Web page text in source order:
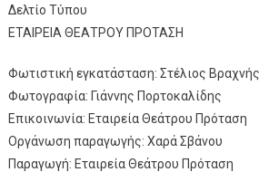
Δελτίο Τύπου
ΕΤΑΙΡΕΙΑ ΘΕΑΤΡΟΥ ΠΡΟΤΑΣΗ
Φωτιστική εγκατάσταση: Στέλιος Βραχνής
Φωτογραφία: Γιάννης Πορτοκαλίδης
Επικοινωνία: Εταιρεία Θεάτρου Πρόταση
Οργάνωση παραγωγής: Χαρά Σβάνου
Παραγωγή: Εταιρεία Θεάτρου Πρόταση